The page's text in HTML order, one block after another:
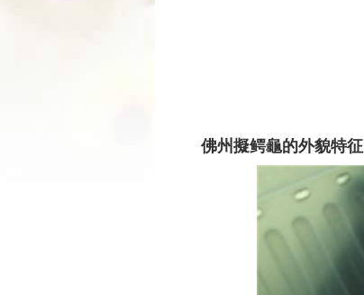
佛州擬鳄龜的外貌特征